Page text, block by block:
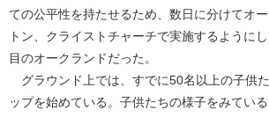
ての公平性を持たせるため、数日に分けてオ
トン、クライストチャーチで実施するように
目のオークランドだった。
グラウンド上では、すでに50名以上の子供
ップを始めている。子供たちの様子をみてい